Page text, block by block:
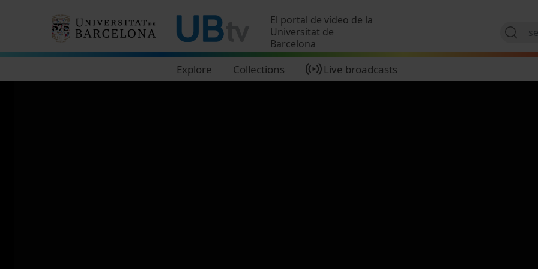
El portal de vídeo de la
Universitat de
Barcelona
Explore Collections Live broadcasts